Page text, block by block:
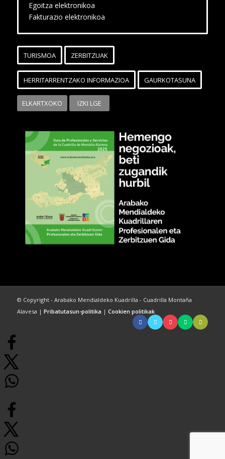
Egoitza elektronikoa
Fakturazio elektronikoa
TURISMOA ZERBITZUAK
HERRITARRENTZAKO INFORMAZIOA GAURKOTASUNA
ELKARTXOKO IZKI LGE
© Copyright - Arabako Mendialdeko Kuadrilla - Cuadrilla Montaña
Alavesa | Pribatutasun-politika | Cookien politikak